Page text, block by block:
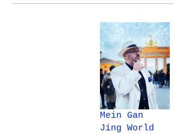
Mein Gan
Jing World